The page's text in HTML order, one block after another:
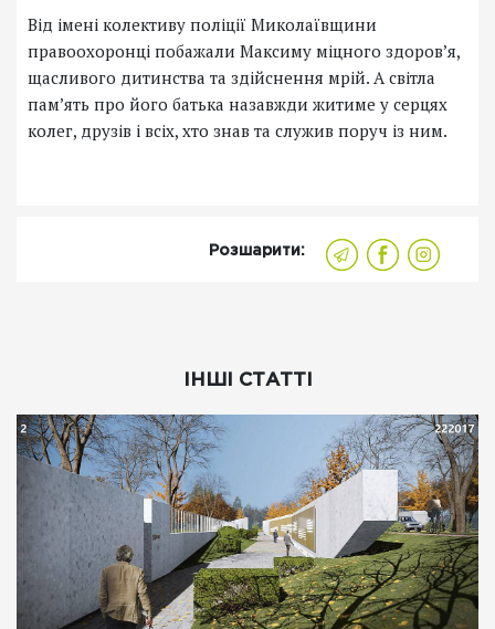
Від імені колективу поліції Миколаївщини
правоохоронці побажали Максиму міцного здоров’я,
щасливого дитинства та здійснення мрій. А світла
пам’ять про його батька назавжди житиме у серцях
колег, друзів і всіх, хто знав та служив поруч із ним.
Розшарити:
ІНШІ СТАТТІ